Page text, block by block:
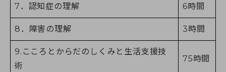
7．認知症の理解 6時間
8．障害の理解 3時間
9.こころとからだのしくみと生活支援技
術
75時間